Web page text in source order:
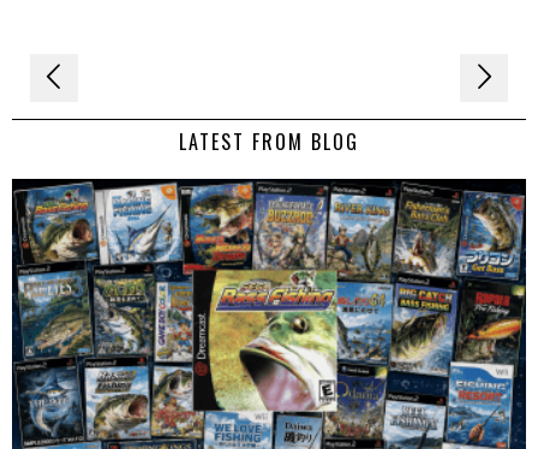
Navigation
de LATEST FROM BLOG